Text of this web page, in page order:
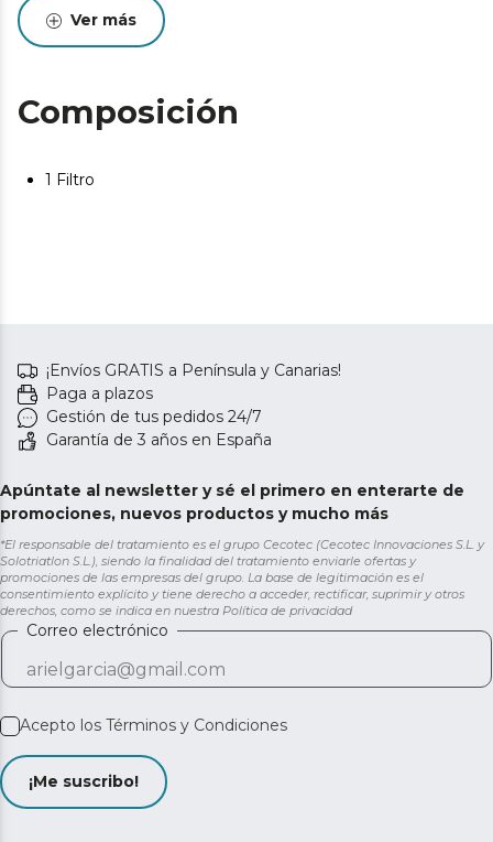
Ver más
Composición
1 Filtro
¡Envíos GRATIS a Península y Canarias!
Paga a plazos
Gestión de tus pedidos 24/7
Garantía de 3 años en España
Apúntate al newsletter y sé el primero en enterarte de
promociones, nuevos productos y mucho más
*El responsable del tratamiento es el grupo Cecotec (Cecotec Innovaciones S.L. y
Solotriatlon S.L.), siendo la finalidad del tratamiento enviarle ofertas y
promociones de las empresas del grupo. La base de legitimación es el
consentimiento explícito y tiene derecho a acceder, rectificar, suprimir y otros
derechos, como se indica en nuestra Política de privacidad
Correo electrónico
Acepto los Términos y Condiciones
¡Me suscribo!